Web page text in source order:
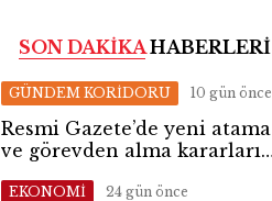
SON DAKİKAHABERLERİ
GÜNDEM KORİDORU 10 gün önce
Resmi Gazete’de yeni atama
ve görevden alma kararları
EKONOMİ 24 gün önce